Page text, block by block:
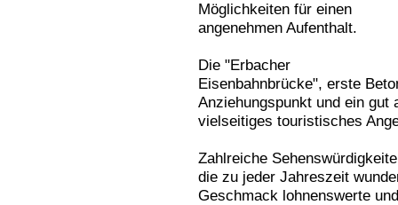
Möglichkeiten für einen
angenehmen Aufenthalt.
Die "Erbacher
Eisenbahnbrücke", erste
Anziehungspunkt und ein gut
vielseitiges touristisches
Zahlreiche
die zu jeder Jahreszeit
Geschmack lohnenswerte